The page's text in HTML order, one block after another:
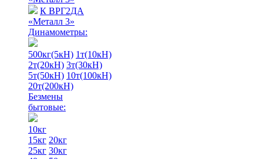
К ВРГ2ДА
«Металл 3»
Динамометры:
500кг(5кН) 1т(10кН)
2т(20кН) 3т(30кН)
5т(50кН) 10т(100кН)
20т(200кН)
Безмены
бытовые:
10кг
15кг 20кг
25кг 30кг